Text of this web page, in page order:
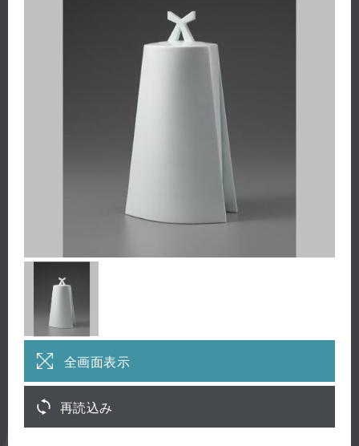
全画面表示
再読込み